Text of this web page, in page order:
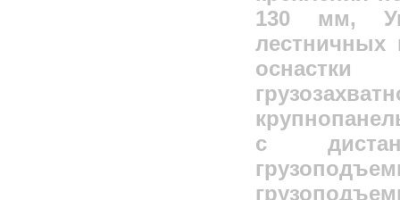
130 мм,
лестничных
оснастки
с